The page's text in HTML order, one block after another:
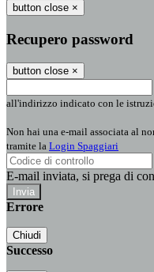
button close ×
Recupero password
button close ×
all'indirizzo indicato con le
Non hai una e-mail associata al
tramite la Login Spaggiari
E-mail inviata, si prega di
Errore
Chiudi
Successo